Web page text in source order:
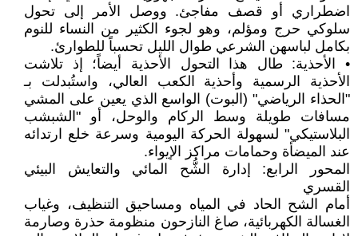
اضطراري أو قصف مفاجئ. ووصل الأمر إلى تحول
سلوكي حرج ومؤلم، وهو لجوء الكثير من النساء للنوم
بكامل لباسهن الشرعي طوال الليل تحسباً للطوارئ.
• الأحذية: طال هذا التحول الأحذية أيضاً؛ إذ تلاشت
الأحذية الرسمية وأحذية الكعب العالي، واستُبدلت بـ
"الحذاء الرياضي" (البوت) الواسع الذي يعين على المشي
مسافات طويلة وسط الركام والوحل، أو "الشبشب
البلاستيكي" لسهولة الحركة اليومية وسرعة خلع ارتدائه
عند الميضأة وحمامات مراكز الإيواء.
المحور الرابع: إدارة الشُّح المائي والتعايش البيئي
القسري
أمام الشح الحاد في المياه ومساحيق التنظيف، وغياب
الغسالة الكهربائية، صاغ النازحون منظومة حذرة وصارمة